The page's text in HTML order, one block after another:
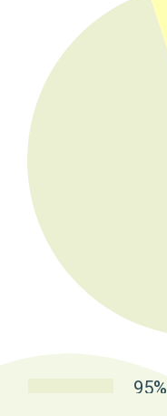
95%